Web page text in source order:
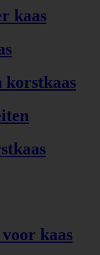
kaas
korstkaas
kaas